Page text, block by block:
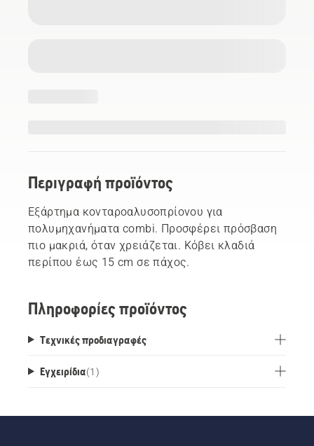
Περιγραφή προϊόντος
Εξάρτημα κονταροαλυσοπρίονου για
πολυμηχανήματα combi. Προσφέρει πρόσβαση
πιο μακριά, όταν χρειάζεται. Κόβει κλαδιά
περίπου έως 15 cm σε πάχος.
Πληροφορίες προϊόντος
Τεχνικές προδιαγραφές
Εγχειρίδια(1 )